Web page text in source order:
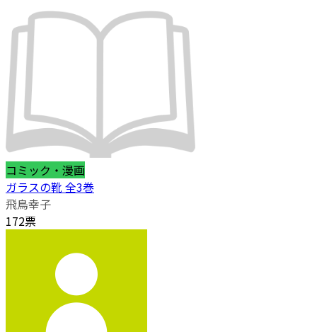
コミック・漫画
ガラスの靴 全3巻
飛鳥幸子
172票